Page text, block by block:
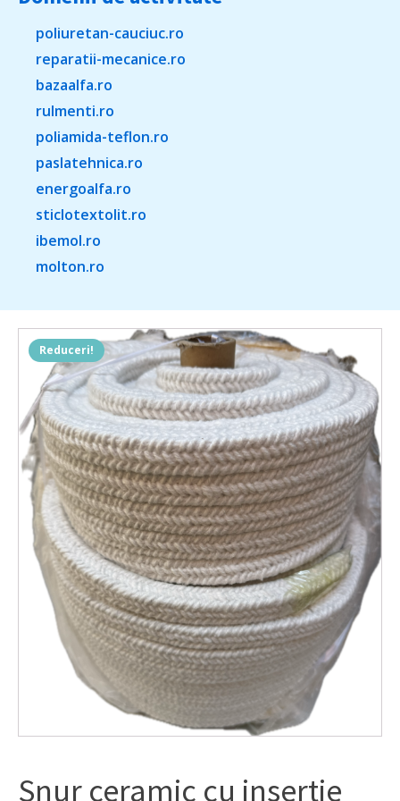
poliuretan-cauciuc.ro
reparatii-mecanice.ro
bazaalfa.ro
rulmenti.ro
poliamida-teflon.ro
paslatehnica.ro
energoalfa.ro
sticlotextolit.ro
ibemol.ro
molton.ro
Reduceri!
Snur ceramic cu insertie